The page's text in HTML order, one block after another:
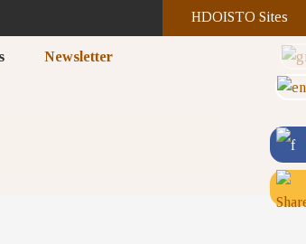
HDOISTO Sites
Newsletter